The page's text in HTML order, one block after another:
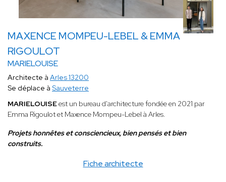
MAXENCE MOMPEU-LEBEL & EMMA
RIGOULOT
MARIELOUISE
Fiche architecte
Architecte à Arles 13200
Se déplace à Sauveterre
MARIELOUISEest un bureau d'architecture fondée en 2021 par
Emma Rigoulot et Maxence Mompeu-Lebel à Arles.
Projets honnêtes et consciencieux, bien pensés et bien
construits.